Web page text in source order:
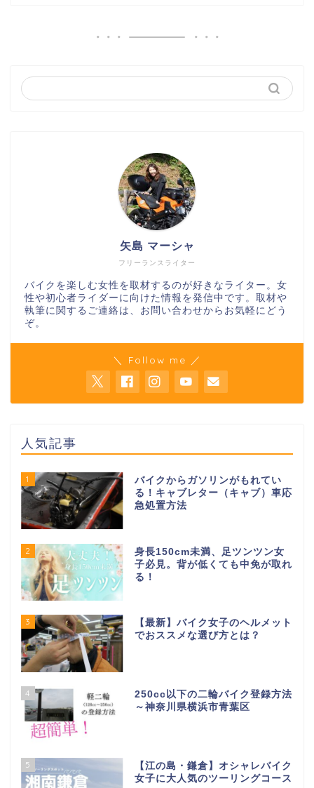
フリーランスライター
矢島 マーシャ
バイクを楽しむ女性を取材するのが好きなライター。女
性や初心者ライダーに向けた情報を発信中です。取材や
執筆に関するご連絡は、お問い合わせからお気軽にどう
ぞ。
＼ Follow me ／
人気記事
1
バイクからガソリンがもれてい
る！キャブレター（キャブ）車応
急処置方法
2
身長150cm未満、足ツンツン女
子必見。背が低くても中免が取れ
る！
3
【最新】バイク女子のヘルメット
でおススメな選び方とは？
4
250cc以下の二輪バイク登録方法
～神奈川県横浜市青葉区
5
【江の島・鎌倉】オシャレバイク
女子に大人気のツーリングコース